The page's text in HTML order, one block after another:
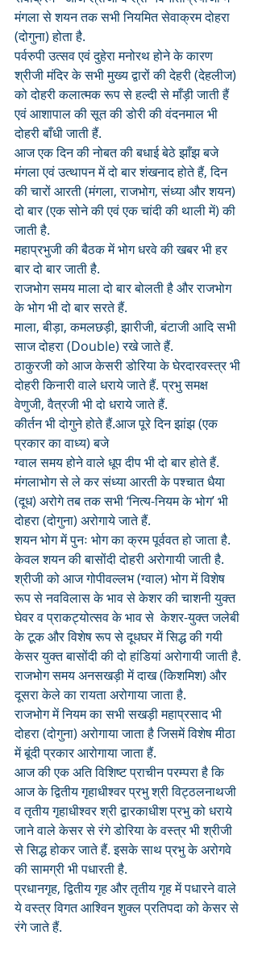
मंगला से शयन तक सभी नियमित सेवाक्रम दोहरा
(दोगुना) होता है.
पर्वरुपी उत्सव एवं दुहेरा मनोरथ होने के कारण
श्रीजी मंदिर के सभी मुख्य द्वारों की देहरी (देहलीज)
को दोहरी कलात्मक रूप से हल्दी से माँड़ी जाती हैं
एवं आशापाल की सूत की डोरी की वंदनमाल भी
दोहरी बाँधी जाती हैं.
आज एक दिन की नोबत की बधाई बेठे झाँझ बजे
मंगला एवं उत्थापन में दो बार शंखनाद होते हैं, दिन
की चारों आरती (मंगला, राजभोग, संध्या और शयन)
दो बार (एक सोने की एवं एक चांदी की थाली में) की
जाती है.
महाप्रभुजी की बैठक में भोग धरवे की खबर भी हर
बार दो बार जाती है.
राजभोग समय माला दो बार बोलती है और राजभोग
के भोग भी दो बार सरते हैं.
माला, बीड़ा, कमलछड़ी, झारीजी, बंटाजी आदि सभी
साज दोहरा (Double) रखे जाते हैं.
ठाकुरजी को आज केसरी डोरिया के घेरदारवस्त्र भी
दोहरी किनारी वाले धराये जाते हैं. प्रभु समक्ष
वेणुजी, वैत्रजी भी दो धराये जाते हैं.
कीर्तन भी दोगुने होते हैं.आज पूरे दिन झांझ (एक
प्रकार का वाध्य) बजे
ग्वाल समय होने वाले धूप दीप भी दो बार होते हैं.
मंगलाभोग से ले कर संध्या आरती के पश्चात धैया
(दूध) अरोगे तब तक सभी ‘नित्य-नियम के भोग’ भी
दोहरा (दोगुना) अरोगाये जाते हैं.
शयन भोग में पुनः भोग का क्रम पूर्ववत हो जाता है.
केवल शयन की बासोंदी दोहरी अरोगायी जाती है.
श्रीजी को आज गोपीवल्लभ (ग्वाल) भोग में विशेष
रूप से नवविलास के भाव से केशर की चाशनी युक्त
घेवर व प्राकट्योत्सव के भाव से  केशर-युक्त जलेबी
के टूक और विशेष रूप से दूधघर में सिद्ध की गयी
केसर युक्त बासोंदी की दो हांडियां अरोगायी जाती है.
राजभोग समय अनसखड़ी में दाख (किशमिश) और
दूसरा केले का रायता अरोगाया जाता है.
राजभोग में नियम का सभी सखड़ी महाप्रसाद भी
दोहरा (दोगुना) अरोगाया जाता है जिसमें विशेष मीठा
में बूंदी प्रकार आरोगाया जाता हैं.
आज की एक अति विशिष्ट प्राचीन परम्परा है कि
आज के द्वितीय गृहाधीश्वर प्रभु श्री विट्ठलनाथजी
व तृतीय गृहाधीश्वर श्री द्वारकाधीश प्रभु को धराये
जाने वाले केसर से रंगे डोरिया के वस्त्र भी श्रीजी
से सिद्ध होकर जाते हैं. इसके साथ प्रभु के अरोगवे
की सामग्री भी पधारती है.
प्रधानगृह, द्वितीय गृह और तृतीय गृह में पधारने वाले
ये वस्त्र विगत आश्विन शुक्ल प्रतिपदा को केसर से
रंगे जाते हैं.